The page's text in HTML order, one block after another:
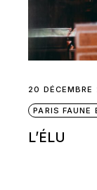
20 DÉCEMBRE
PARIS FAUNE
L’ÉLU